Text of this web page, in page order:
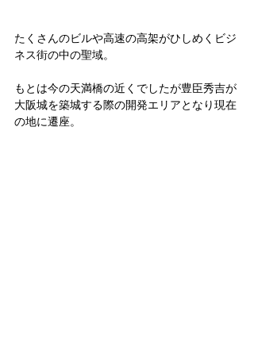
たくさんのビルや高速の高架がひしめくビジ
ネス街の中の聖域。
もとは今の天満橋の近くでしたが豊臣秀吉が
大阪城を築城する際の開発エリアとなり現在
の地に遷座。